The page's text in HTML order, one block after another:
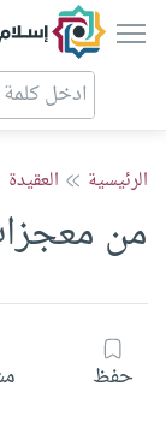
الرئيسية العقيدة
من
حفظ